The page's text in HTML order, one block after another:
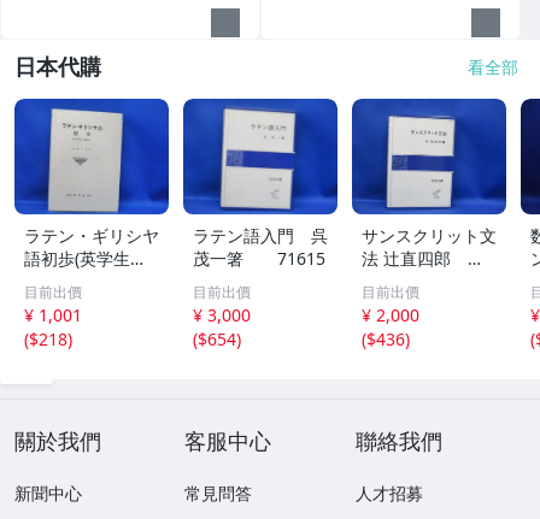
日本代購 看全部
ラテン・ギリシヤ
語初歩(英学生の
薦め) 市河三
喜 １９９１年3
5版 71614
目前出價
¥ 1,001
($218)
ラテン語入門 呉
茂一箸 71615
目前出價
¥ 3,000
($654)
サンスクリット文
法 辻直四郎 岩
波全書 71613
目前出價
¥ 2,000
($436)
(
關於我們
新聞中心
客服中心
常見問答
聯絡我們
人才招募